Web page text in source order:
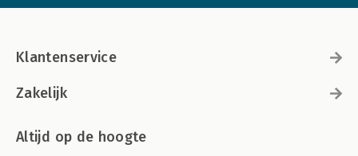
Klantenservice
Zakelijk
Altijd op de hoogte